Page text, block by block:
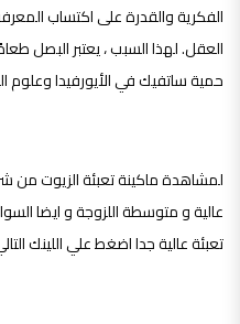
الفكرية والقدرة على اكتساب
العقل. لهذا السبب ، يعتبر البصل
حمية ساتفيك في الأيورفيدا وعلوم
لمشاهدة ماكينة تعبئة الزيوت من
عالية و متوسطة اللزوجة و ايضا
تعبئة عالية جدا اضغط علي اللينك